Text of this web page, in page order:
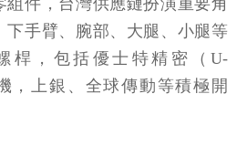
件，台灣供應鏈扮演重要角
下手臂、腕部、大腿、小腿等
桿，包括優士特精密（U-
，上銀、全球傳動等積極開